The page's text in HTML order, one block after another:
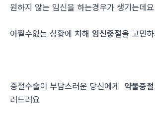
원하지 않는 임신을 하는경우가 생기는데요
어쩔수없는 상황에 처해 임신중절을 고민
중절수술이 부담스러운 당신에게 약물중
려드려요